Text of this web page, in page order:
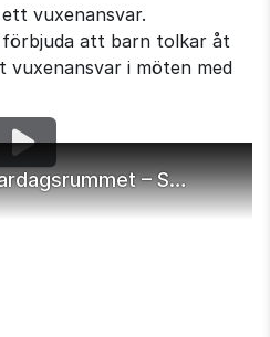
vuxenansvar.
förbjuda att barn tolkar åt
i möten med
Lika Rättigheter – Vardagsrummet – Syntolkning